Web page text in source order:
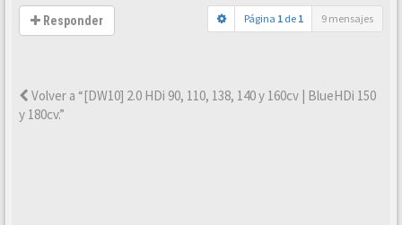
Responder Página 1 de 1 9 mensajes
Volver a “[DW10] 2.0 HDi 90, 110, 138, 140 y 160cv | BlueHDi 150
y 180cv.”